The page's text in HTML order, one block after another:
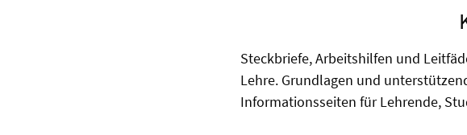
Steckbriefe, Arbeitshilfen und
Lehre. Grundlagen und
Informationsseiten für Lehrende,